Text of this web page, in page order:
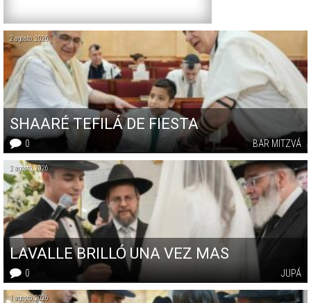
2 agosto, 2026
SHAARÉ TEFILÁ DE FIESTA
BAR MITZVÁ
0
2 agosto, 2026
LAVALLE BRILLÓ UNA VEZ MAS
JUPÁ
0
1 agosto, 2026